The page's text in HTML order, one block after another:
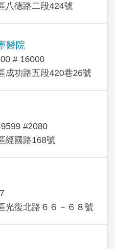
八德路二段424號
醫院
# 16000
成功路五段420巷26號
#2080
經國路168號
光復北路６６－６８號